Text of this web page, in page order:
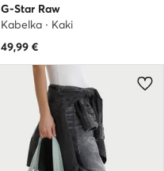
G-Star Raw
Kabelka · Kaki
49,99 €